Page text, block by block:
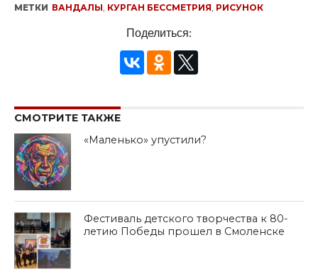
МЕТКИ ВАНДАЛЫ, КУРГАН БЕССМЕТРИЯ, РИСУНОК
Поделиться:
СМОТРИТЕ ТАКЖЕ
«Маленько» упустили?
Фестиваль детского творчества к 80-
летию Победы прошел в Смоленске